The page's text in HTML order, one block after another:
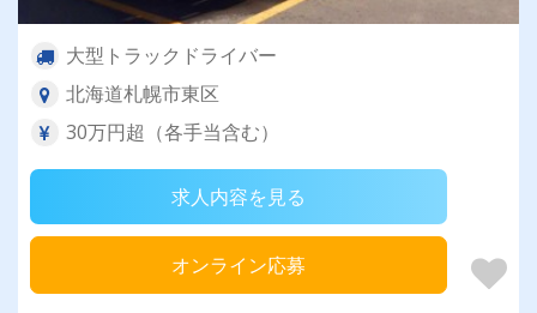
大型トラックドライバー
北海道札幌市東区
30万円超（各手当含む）
求人内容を見る
オンライン応募